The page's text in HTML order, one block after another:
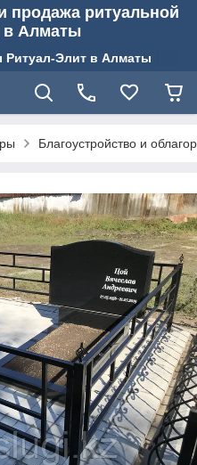
продажа ритуальной
в Алматы
Ритуал-Элит в Алматы
Благоустройство и